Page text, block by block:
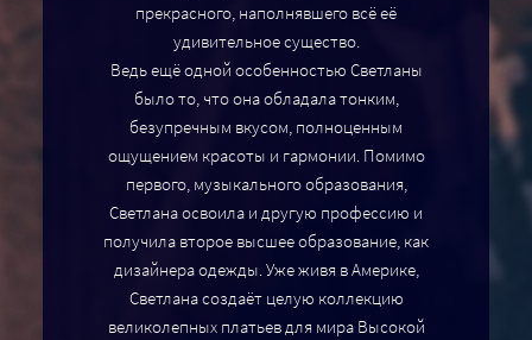
прекрасного, наполнявшего всё её
удивительное существо.
Ведь ещё одной особенностью Светланы
было то, что она обладала тонким,
безупречным вкусом, полноценным
ощущением красоты и гармонии. Помимо
первого, музыкального образования,
Светлана освоила и другую профессию и
получила второе высшее образование, как
дизайнера одежды. Уже живя в Америке,
Светлана создаёт целую коллекцию
великолепных платьев для мира Высокой